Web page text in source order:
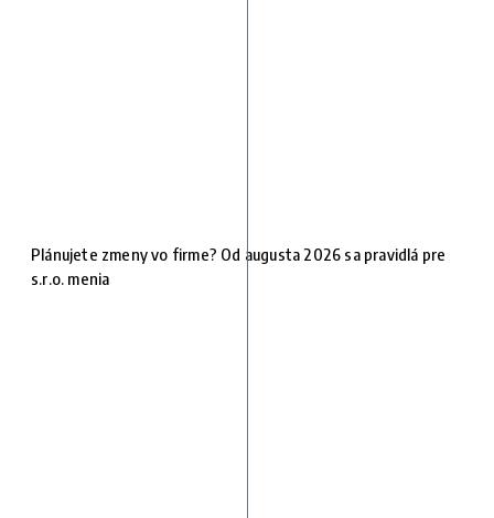
Plánujete zmeny vo firme? Od augusta 2026 sa pravidlá pre
s.r.o. menia